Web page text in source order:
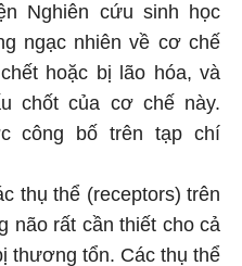
Nghiên cứu sinh học
ngạc nhiên về cơ chế
hoặc bị lão hóa, và
chốt của cơ chế này.
công bố trên tạp chí
thụ thể (receptors) trên
não rất cần thiết cho cả
thương tổn. Các thụ thể